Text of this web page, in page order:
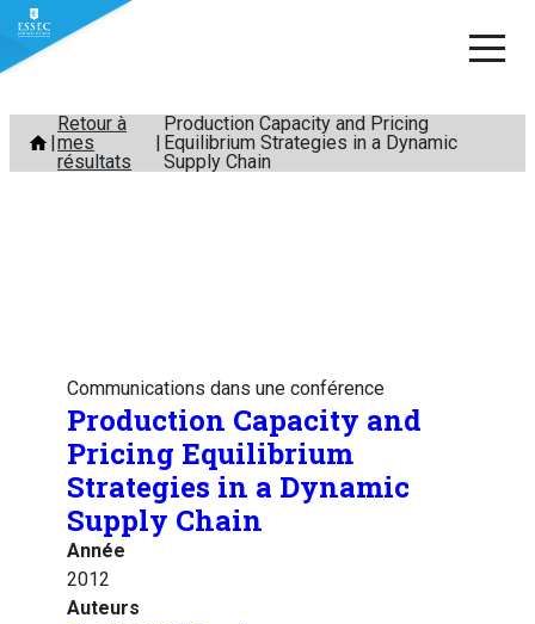
Aller
contenu
Retour à
mes
résultats
Production Capacity and Pricing
Equilibrium Strategies in a Dynamic
Supply Chain
Communications dans une conférence
Production Capacity and
Pricing Equilibrium
Strategies in a Dynamic
Supply Chain
Année
2012
Auteurs